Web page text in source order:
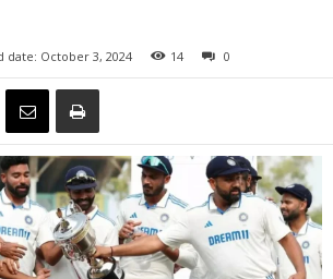
date: October 3, 2024 14 0